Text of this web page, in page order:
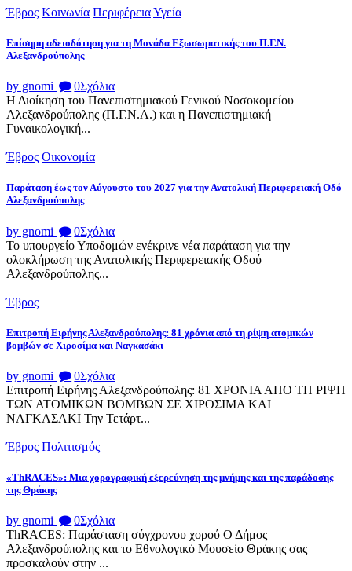
Έβρος Κοινωνία ΠεριφέρειαΥγεία
Επίσημη αδειοδότηση για τη Μονάδα Εξωσωματικής του Π.Γ.Ν.
Αλεξανδρούπολης
by gnomi 0Σχόλια
Η Διοίκηση του Πανεπιστημιακού Γενικού Νοσοκομείου
Αλεξανδρούπολης (Π.Γ.Ν.Α.) και η Πανεπιστημιακή
Γυναικολογική...
Έβρος Οικονομία
Παράταση έως τον Αύγουστο του 2027 για την Ανατολική Περιφερειακή Οδό
Αλεξανδρούπολης
by gnomi 0Σχόλια
Το υπουργείο Υποδομών ενέκρινε νέα παράταση για την
ολοκλήρωση της Ανατολικής Περιφερειακής Οδού
Αλεξανδρούπολης...
Έβρος
Επιτροπή Ειρήνης Αλεξανδρούπολης: 81 χρόνια από τη ρίψη ατομικών
βομβών σε Χιροσίμα και Ναγκασάκι
by gnomi 0Σχόλια
Επιτροπή Ειρήνης Αλεξανδρούπολης: 81 ΧΡΟΝΙΑ ΑΠΟ ΤΗ ΡΙΨΗ
ΤΩΝ ΑΤΟΜΙΚΩΝ ΒΟΜΒΩΝ ΣΕ ΧΙΡΟΣΙΜΑ ΚΑΙ
ΝΑΓΚΑΣΑΚΙ Την Τετάρτ...
Έβρος Πολιτισμός
«ThRACES»: Μια χορογραφική εξερεύνηση της μνήμης και της παράδοσης
της Θράκης
by gnomi 0Σχόλια
ThRACES: Παράσταση σύγχρονου χορού Ο Δήμος
Αλεξανδρούπολης και το Εθνολογικό Μουσείο Θράκης σας
προσκαλούν στην ...